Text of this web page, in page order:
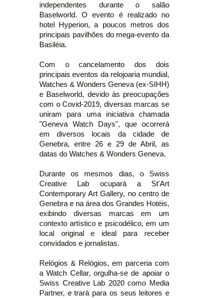
independentes durante o salão
Baselworld. O evento é realizado no
hotel Hyperion, a poucos metros dos
principais pavilhões do mega-evento da
Basiléia.
Com o cancelamento dos dois
principais eventos da relojoaria mundial,
Watches & Wonders Geneva (ex-SIHH)
e Baselworld, devido às preocupações
com o Covid-2019, diversas marcas se
uniram para uma iniciativa chamada
"Geneva Watch Days", que ocorrerá
em diversos locais da cidade de
Genebra, entre 26 e 29 de Abril, as
datas do Watches & Wonders Geneva.
Durante os mesmos dias, o Swiss
Creative Lab ocupará a St'Art
Contemporary Art Gallery, no centro de
Genebra e na área dos Grandes Hotéis,
exibindo diversas marcas em um
contexto artístico e psicodélico, em um
local original e ideal para receber
convidados e jornalistas.
Relógios & Relógios, em parceria com
a Watch Cellar, orgulha-se de apoiar o
Swiss Creative Lab 2020 como Media
Partner, e trará para os seus leitores e